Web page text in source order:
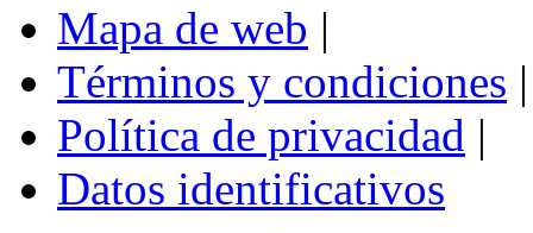
Mapa de web |
Términos y condiciones |
Política de privacidad |
Datos identificativos